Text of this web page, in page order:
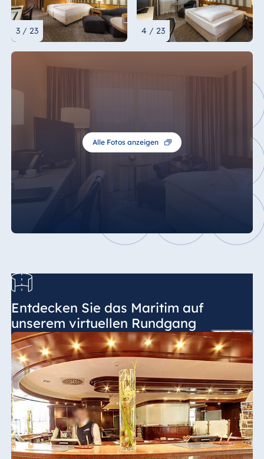
3 / 23 4 / 23
Alle Fotos anzeigen
Entdecken Sie das Maritim auf
unserem virtuellen Rundgang